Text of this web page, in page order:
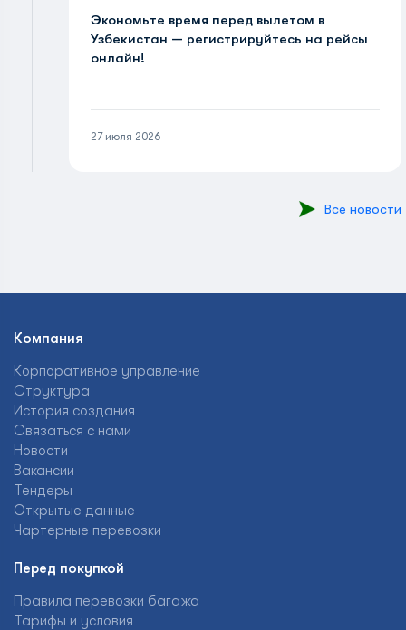
Экономьте время перед вылетом в
Узбекистан — регистрируйтесь на рейсы
онлайн!
27 июля 2026
Все новости
Компания
Корпоративное управление
Структура
История создания
Связаться с нами
Новости
Вакансии
Тендеры
Открытые данные
Чартерные перевозки
Перед покупкой
Правила перевозки багажа
Тарифы и условия